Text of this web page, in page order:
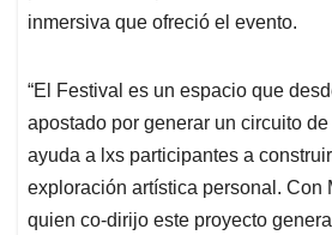
inmersiva que ofreció el evento.
“El Festival es un espacio que
apostado por generar un circuito
ayuda a lxs participantes a
exploración artística personal. Con
quien co-dirijo este proyecto